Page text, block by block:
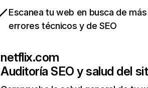
Escanea tu web en busca de
errores técnicos y de SEO
netflix.com
Auditoría SEO y salud del